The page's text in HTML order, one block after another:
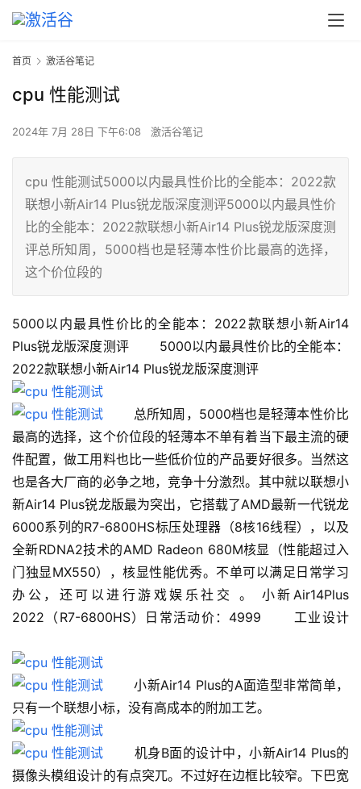
首页 激活谷笔记
cpu 性能测试
2024年 7月 28日 下午6:08 激活谷笔记
cpu 性能测试5000以内最具性价比的全能本：2022款
联想小新Air14 Plus锐龙版深度测评5000以内最具性价
比的全能本：2022款联想小新Air14 Plus锐龙版深度测
评总所知周，5000档也是轻薄本性价比最高的选择，
这个价位段的
5000以内最具性价比的全能本：2022款联想小新Air14
Plus锐龙版深度测评 　　5000以内最具性价比的全能本：
2022款联想小新Air14 Plus锐龙版深度测评
总所知周，5000档也是轻薄本性价比
最高的选择，这个价位段的轻薄本不单有着当下最主流的硬
件配置，做工用料也比一些低价位的产品要好很多。当然这
也是各大厂商的必争之地，竞争十分激烈。其中就以联想小
新Air14 Plus锐龙版最为突出，它搭载了AMD最新一代锐龙
6000系列的R7-6800HS标压处理器（8核16线程），以及
全新RDNA2技术的AMD Radeon 680M核显（性能超过入
门独显MX550），核显性能优秀。不单可以满足日常学习
办公，还可以进行游戏娱乐社交 。 小新Air14Plus
2022（R7-6800HS）日常活动价：4999 　　工业设计
小新Air14 Plus的A面造型非常简单，
只有一个联想小标，没有高成本的附加工艺。
机身B面的设计中，小新Air14 Plus的
摄像头模组设计的有点突兀。不过好在边框比较窄。下巴宽